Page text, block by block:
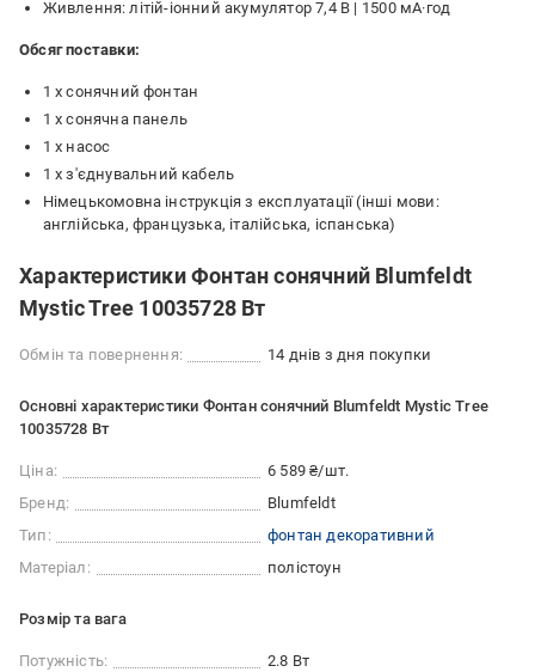
Живлення: літій-іонний акумулятор 7,4 В | 1500 мА·год
Обсяг поставки:
1 x сонячний фонтан
1 x сонячна панель
1 х насос
1 х з'єднувальний кабель
Німецькомовна інструкція з експлуатації (інші мови:
англійська, французька, італійська, іспанська)
Характеристики Фонтан сонячний Blumfeldt
Mystic Tree 10035728 Вт
Обмін та повернення: 14 днів з дня покупки
Основні характеристики Фонтан сонячний Blumfeldt Mystic Tree
10035728 Вт
Ціна:
6 589 ₴/шт.
Бренд:
Blumfeldt
Тип:
фонтан декоративний
Матеріал:
полістоун
Розмір та вага
Потужність:
2.8 Вт